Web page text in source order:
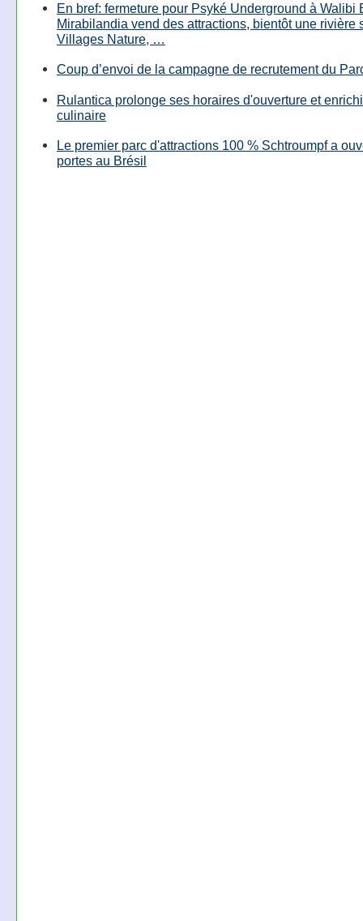
En bref: fermeture pour Psyké Underground à Walibi
Mirabilandia vend des attractions, bientôt une rivière
Villages Nature, …
Coup d’envoi de la campagne de recrutement du
Rulantica prolonge ses horaires d'ouverture et
culinaire
Le premier parc d'attractions 100 % Schtroumpf a
portes au Brésil